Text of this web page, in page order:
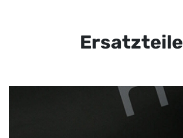
Ersatzteile